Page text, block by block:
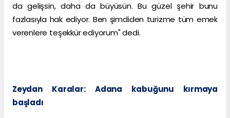
da gelişsin, daha da büyüsün. Bu güzel şehir bunu
fazlasıyla hak ediyor. Ben şimdiden turizme tüm emek
verenlere teşekkür ediyorum" dedi.
Zeydan Karalar: Adana kabuğunu kırmaya
başladı